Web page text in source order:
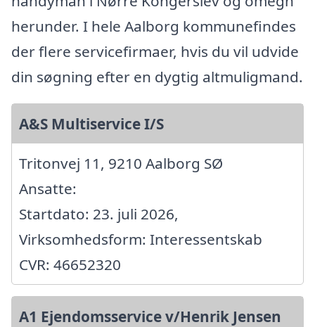
herunder. I hele Aalborg kommunefindes
der flere servicefirmaer, hvis du vil udvide
din søgning efter en dygtig altmuligmand.
A&S Multiservice I/S
Tritonvej 11, 9210 Aalborg SØ
Ansatte:
Startdato: 23. juli 2026,
Virksomhedsform: Interessentskab
CVR: 46652320
A1 Ejendomsservice v/Henrik Jensen